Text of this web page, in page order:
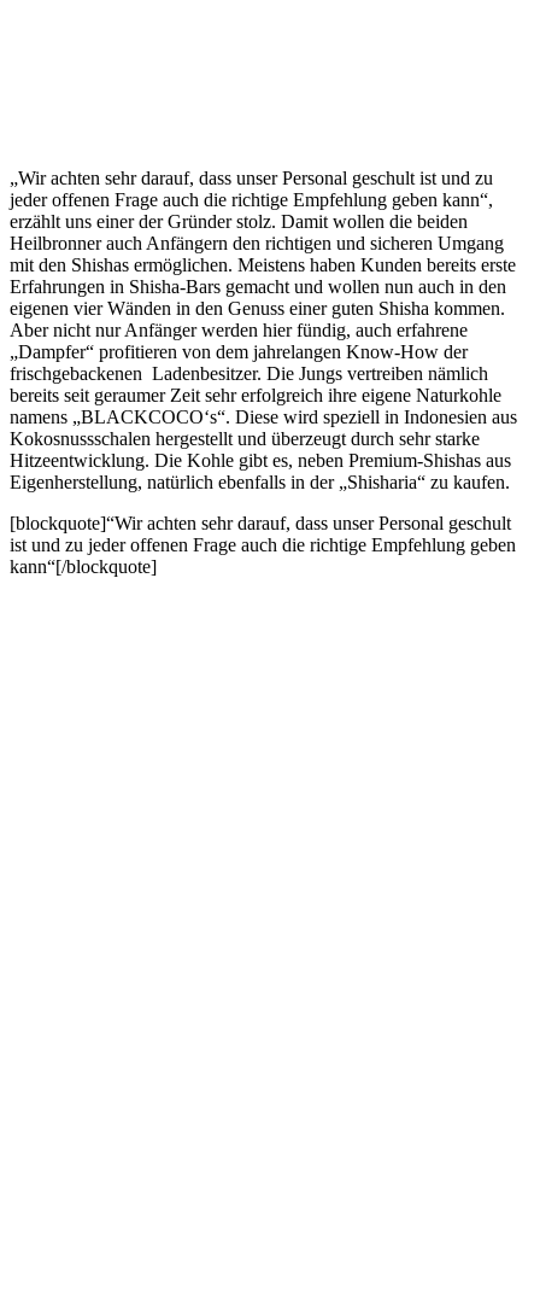
„Wir achten sehr darauf, dass unser Personal geschult ist und zu
jeder offenen Frage auch die richtige Empfehlung geben kann“,
erzählt uns einer der Gründer stolz. Damit wollen die beiden
Heilbronner auch Anfängern den richtigen und sicheren Umgang
mit den Shishas ermöglichen. Meistens haben Kunden bereits erste
Erfahrungen in Shisha-Bars gemacht und wollen nun auch in den
eigenen vier Wänden in den Genuss einer guten Shisha kommen.
Aber nicht nur Anfänger werden hier fündig, auch erfahrene
„Dampfer“ profitieren von dem jahrelangen Know-How der
frischgebackenen Ladenbesitzer. Die Jungs vertreiben nämlich
bereits seit geraumer Zeit sehr erfolgreich ihre eigene Naturkohle
namens „BLACKCOCO‘s“. Diese wird speziell in Indonesien aus
Kokosnussschalen hergestellt und überzeugt durch sehr starke
Hitzeentwicklung. Die Kohle gibt es, neben Premium-Shishas aus
Eigenherstellung, natürlich ebenfalls in der „Shisharia“ zu kaufen.
[blockquote]“Wir achten sehr darauf, dass unser Personal geschult
ist und zu jeder offenen Frage auch die richtige Empfehlung geben
kann“[/blockquote]